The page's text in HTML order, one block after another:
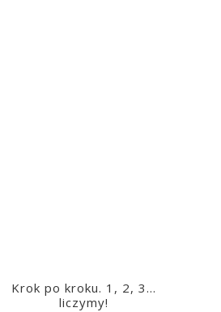
Krok po kroku. 1, 2, 3…
liczymy!